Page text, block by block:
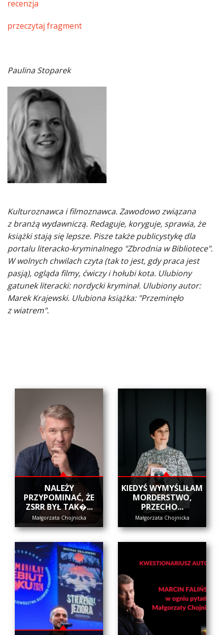
recenzja
przeczytaj fragment
Paulina Stoparek
Kulturoznawca i filmoznawca. Zawodowo związana
z branżą wydawniczą. Redaguje, koryguje, sprawia, że
książki stają się lepsze. Pisze także publicystykę dla
portalu literacko-kryminalnego "Zbrodnia w Bibliotece".
W wolnych chwilach czyta (tak to jest, gdy praca jest
pasją), ogląda filmy, ćwiczy i hołubi kota. Ulubiony
gatunek literacki: nordycki kryminał. Ulubiony autor:
Marek Krajewski. Ulubiona książka: "Przeminęło
z wiatrem".
NALEŻY
PRZYPOMINAĆ, ŻE
ZSRR BYŁ TAK�...
Małgorzata Chojnicka
KIEDYŚ WYMYŚLIŁAM
MORDERSTWO,
PRZECHO...
Małgorzata Chojnicka